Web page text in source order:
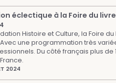
éclectique à la Foire du
Histoire et Culture, la Foire
une programmation très
Du côté français plus de
2024